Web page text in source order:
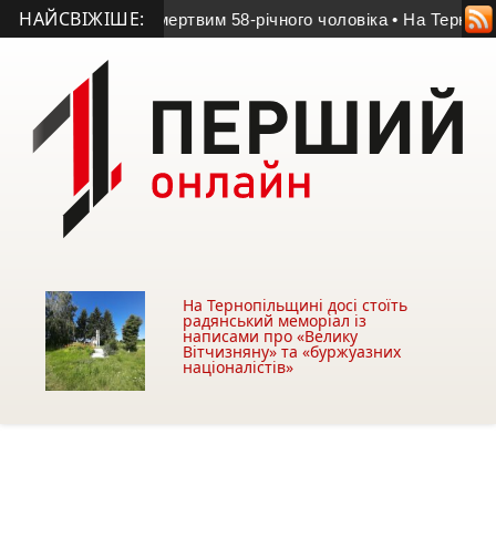
НАЙСВІЖІШЕ:
знайшли мертвим 58-річного чоловіка • На
На Тернопільщині досі стоїть
радянський меморіал із
написами про «Велику
Вітчизняну» та «буржуазних
націоналістів»